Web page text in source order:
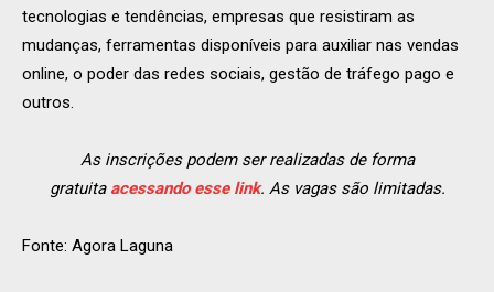
tecnologias e tendências, empresas que resistiram as
mudanças, ferramentas disponíveis para auxiliar nas vendas
online, o poder das redes sociais, gestão de tráfego pago e
outros.
As inscrições podem ser realizadas de forma
gratuita acessando esse link. As vagas são limitadas.
Fonte: Agora Laguna